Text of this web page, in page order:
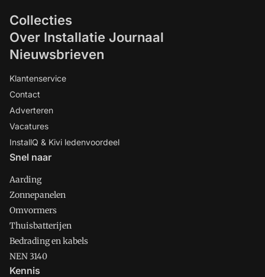
Collecties
Over Installatie Journaal
Nieuwsbrieven
Klantenservice
Contact
Adverteren
Vacatures
InstallQ & Kivi ledenvoordeel
Snel naar
Aarding
Zonnepanelen
Omvormers
Thuisbatterijen
Bedrading en kabels
NEN 3140
Kennis